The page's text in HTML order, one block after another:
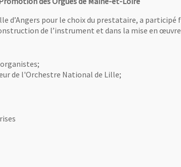
d’Angers pour le choix du prestataire, a
de l’instrument et dans la mise en
de l'Orchestre National de Lille;